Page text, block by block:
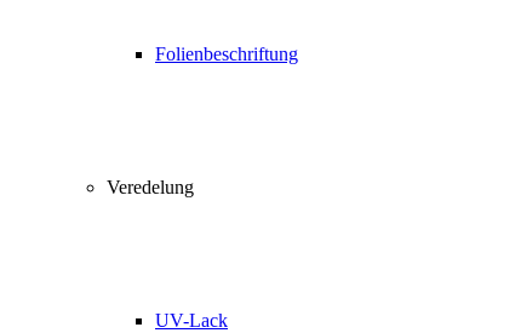
Folienbeschriftung
Veredelung
UV-Lack